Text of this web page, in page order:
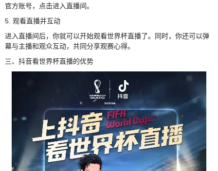
官方账号，点击进入直播间。
5. 观看直播并互动
进入直播间后，你就可以开始观看世界杯直播了。同时，你还可以弹
幕与主播和观众互动，共同分享观赛心得。
三、抖音看世界杯直播的优势